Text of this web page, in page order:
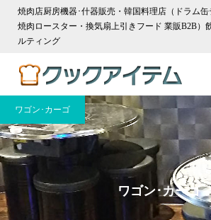
焼肉店厨房機器･什器販売・韓国料理店（ドラム缶
焼肉ロースター・換気扇上引きフード 業販B2B）
ルティング
ワゴン･カーゴ
ワゴン･カーゴ